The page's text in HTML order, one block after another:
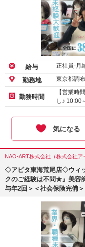
給与 正社員-月
勤務地 東京都調
勤務時間
【営業時
し♪ 10:00
気になる
NAO-ART株式会社（株式会社
◇アピタ東海荒尾店◇ウィ
クのご経験は不問★』美容
与年2回＞＜社会保険完備